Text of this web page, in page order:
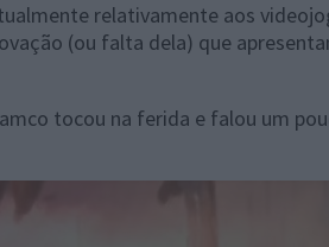
relativamente aos
(ou falta dela) que
tocou na ferida e falou um